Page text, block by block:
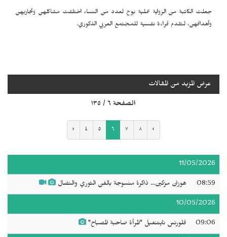
جعلت الكاتبة من الرواية عملية بوح لعدد من النساء اختلفت مشاكلهن وتجاربهن
وأهدافهن، لتقدم قراءة نفسية للمجتمع العربي الذكوري.
عرض المزيد من المقالات
الصفحة ٦ / ١٣٥
‹ ٤ ٥ ٦ ٧ ٨ ›
11/05/2026
08:59 هوزان مزكين... ذاكرة منسوجة بالفن الثوري والنضال
10/05/2026
09:06 فلورنس نايتنغيل "المرأة صاحبة المصباح"